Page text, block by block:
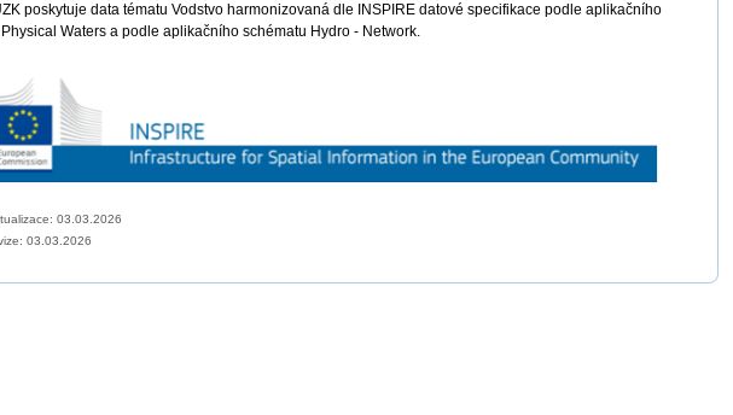
poskytuje data tématu Vodstvo harmonizovaná dle INSPIRE datové specifikace podle aplikačního
Waters a podle aplikačního schématu Hydro - Network.
03.03.2026
03.03.2026